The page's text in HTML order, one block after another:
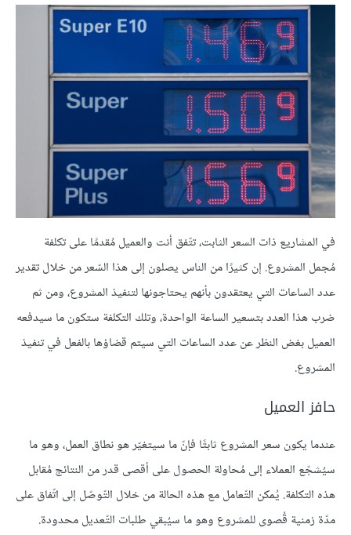
في المشاريع ذات السعر الثابت، تتّفق أنت والعميل مُقدمًا على تكلفة
مُجمل المشروع. إن كثيرًا من الناس يصلون إلى هذا السّعر من خلال تقدير
عدد الساعات التي يعتقدون بأنهم يحتاجونها لتنفيذ المشروع، ومن ثم
ضرب هذا العدد بتسعير الساعة الواحدة، وتلك التكلفة ستكون ما سيدفعه
العميل بغض النظر عن عدد الساعات التي سيتم قضاؤها بالفعل في تنفيذ
المشروع.
حافز العميل
عندما يكون سعر المشروع ثابتًا فإنّ ما سيتغيّر هو نطاق العمل، وهو ما
سيُشجّع العملاء إلى مُحاولة الحصول على أقصى قدر من النتائج مُقابل
هذه التكلفة. يُمكن التّعامل مع هذه الحالة من خلال التّوصّل إلى اتّفاق على
مدّة زمنية قُصوى للمشروع وهو ما سيُبقي طلبات التّعديل محدودة.